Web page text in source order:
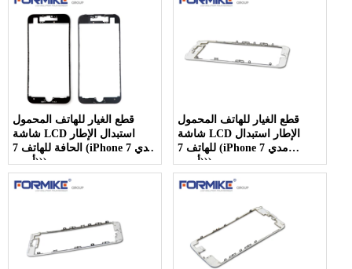
قطع الغيار للهاتف المحمول
شاشة LCD استبدال الإطار
الحافة للهاتف 7 (iPhone 7 مدي
(أسود))
قطع الغيار للهاتف المحمول
شاشة LCD الإطار استبدال
للهاتف 7 (iPhone 7 مدي
(أبيض))